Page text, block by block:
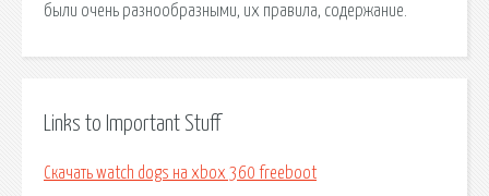
были очень разнообразными, их правила, содержание.
Links to Important Stuff
Скачать watch dogs на xbox 360 freeboot